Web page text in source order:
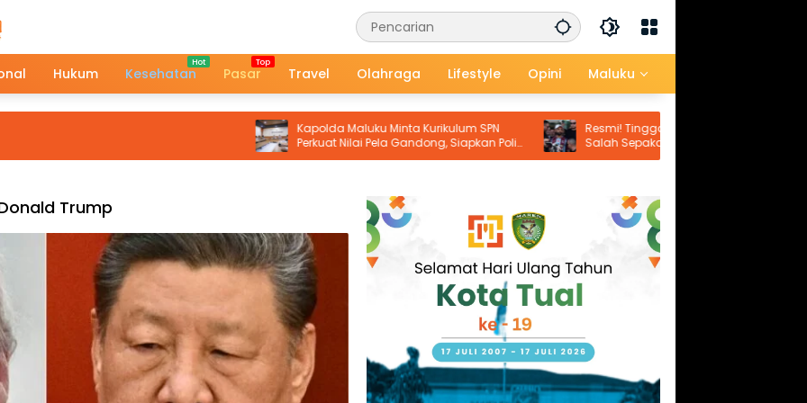
Hukum Kesehatan Pasar Travel Olahraga Lifestyle Opini Maluku
Kapolda Maluku Minta Kurikulum SPN
Perkuat Nilai Pela Gandong, Siapkan Polisi
Humanis Hadapi Tantangan Zaman
Resmi! Tinggalkan Liverpool, Mohamed
Salah Sepakati Kontrak Dua Tahun
dengan Trabzonspor
Trump